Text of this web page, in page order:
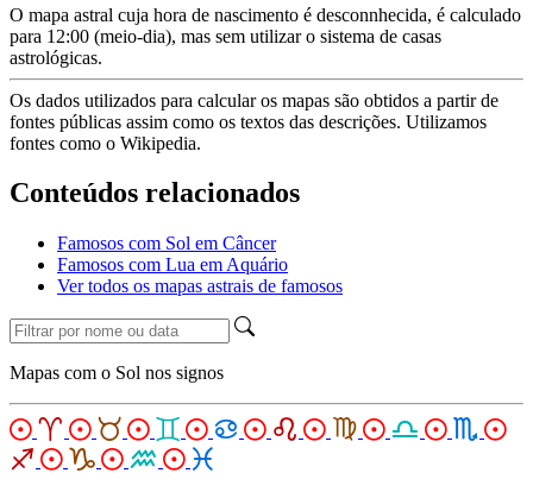
O mapa astral cuja hora de nascimento é desconnhecida, é calculado
para 12:00 (meio-dia), mas sem utilizar o sistema de casas
astrológicas.
Os dados utilizados para calcular os mapas são obtidos a partir de
fontes públicas assim como os textos das descrições. Utilizamos
fontes como o Wikipedia.
Conteúdos relacionados
Famosos com Sol em Câncer
Famosos com Lua em Aquário
Ver todos os mapas astrais de famosos
Mapas com o Sol nos signos